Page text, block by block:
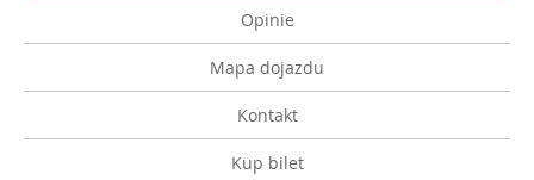
Opinie
Mapa dojazdu
Kontakt
Kup bilet